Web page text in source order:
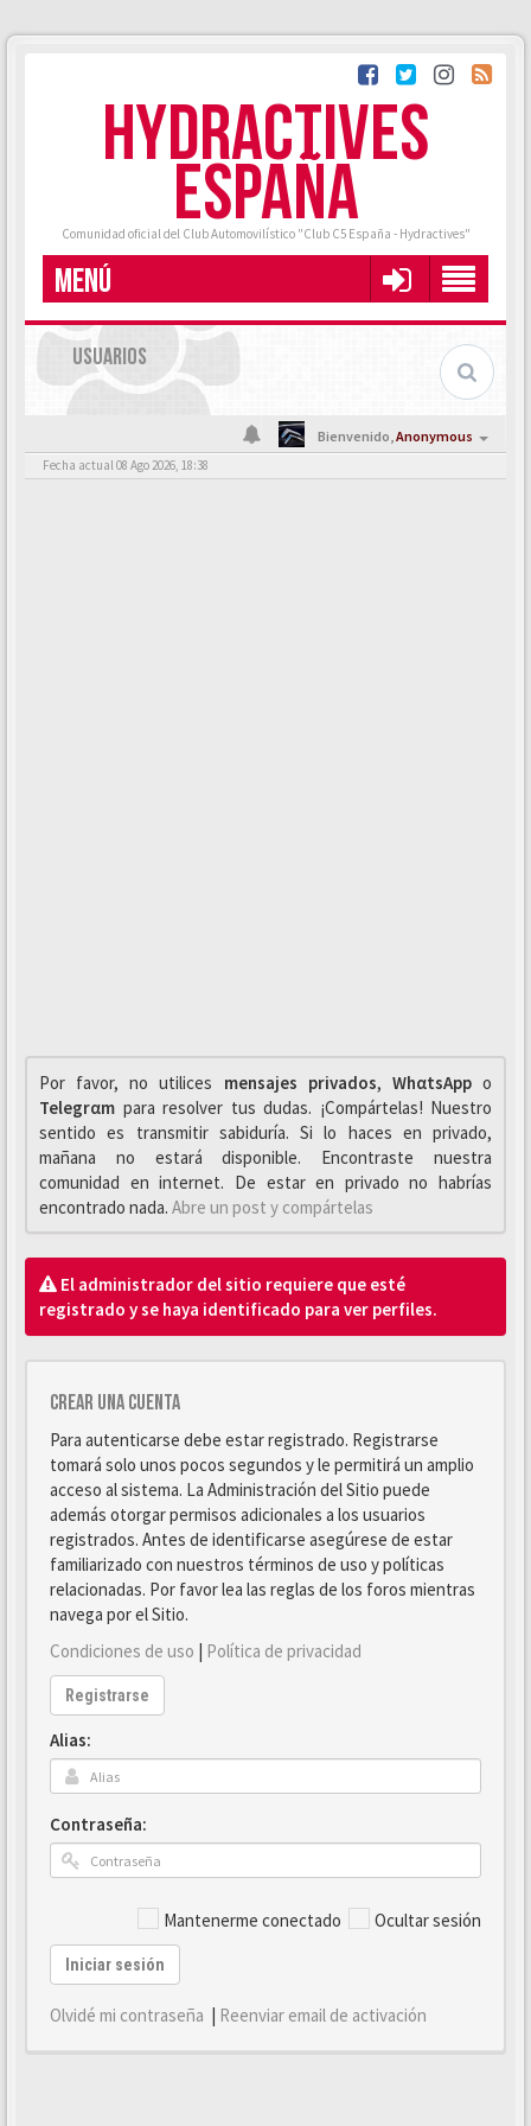
HYDRACTIVES
ESPAÑA
Comunidad oficial del Club Automovilístico "Club C5 España - Hydractives"
MENÚ
USUARIOS
Bienvenido,Anonymous
Fecha actual 08 Ago 2026, 18:38
Por favor, no utilices mensajes privados, WhαtsAppo
Telegrαm para resolver tus dudas. ¡Compártelas! Nuestro
sentido es transmitir sabiduría. Si lo haces en privado,
mañana no estará disponible. Encontraste nuestra
comunidad en internet. De estar en privado no habrías
encontrado nada. Abre un post y compártelas
El administrador del sitio requiere que esté
registrado y se haya identificado para ver perfiles.
Crear una cuenta
Para autenticarse debe estar registrado. Registrarse
tomará solo unos pocos segundos y le permitirá un amplio
acceso al sistema. La Administración del Sitio puede
además otorgar permisos adicionales a los usuarios
registrados. Antes de identificarse asegúrese de estar
familiarizado con nuestros términos de uso y políticas
relacionadas. Por favor lea las reglas de los foros mientras
navega por el Sitio.
Condiciones de uso | Política de privacidad
Registrarse
Alias:
Contraseña:
Mantenerme conectado Ocultar sesión
Iniciar sesión
Olvidé mi contraseña | Reenviar email de activación